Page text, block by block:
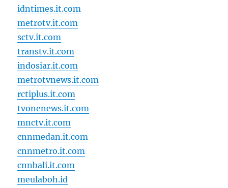
idntimes.it.com
metrotv.it.com
sctv.it.com
transtv.it.com
indosiar.it.com
metrotvnews.it.com
rctiplus.it.com
tvonenews.it.com
mnctv.it.com
cnnmedan.it.com
cnnmetro.it.com
cnnbali.it.com
meulaboh.id